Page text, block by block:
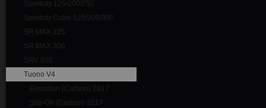
Sportcity 125/200/250
Sportcity Cube 125/200/300
SR MAX 125
SR MAX 300
SRV 850
Tuono V4
Evolution (Carbon) 2017
Slip-On (Carbon) 2017